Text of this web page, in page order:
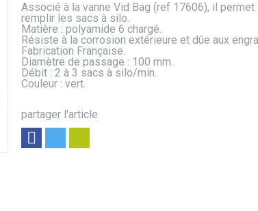
partager l'article
Associé à la vanne Vid Bag (ref 17606), il permet
remplir les sacs à silo.
Matière : polyamide 6 chargé.
Résiste à la corrosion extérieure et dûe aux
Fabrication Française.
Diamètre de passage : 100 mm.
Débit : 2 à 3 sacs à silo/min.
Couleur : vert.